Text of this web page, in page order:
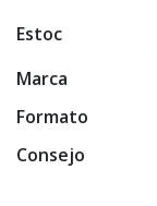
Estoc
Marca
Formato
Consejo